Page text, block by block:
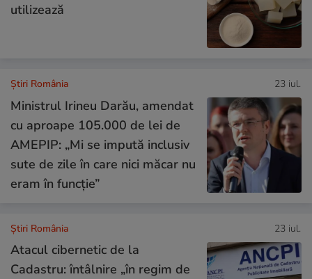
utilizează
Știri România 23 iul.
Ministrul Irineu Darău, amendat
cu aproape 105.000 de lei de
AMEPIP: „Mi se impută inclusiv
sute de zile în care nici măcar nu
eram în funcție”
Știri România 23 iul.
Atacul cibernetic de la
Cadastru: întâlnire „în regim de